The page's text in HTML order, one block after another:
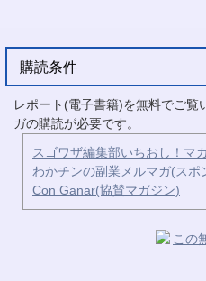
購読条件
レポート(電子書籍)を無料でご覧
ガの購読が必要です。
スゴワザ編集部いちおし！マ
わかチンの副業メルマガ(スポ
Con Ganar(協賛マガジン)